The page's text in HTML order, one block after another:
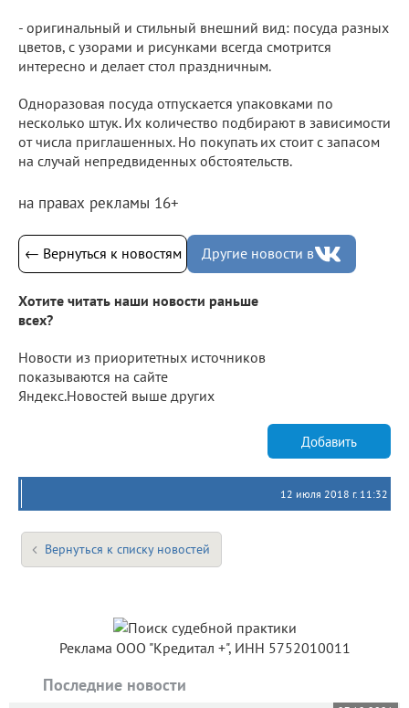
- оригинальный и стильный внешний вид: посуда разных
цветов, с узорами и рисунками всегда смотрится
интересно и делает стол праздничным.
Одноразовая посуда отпускается упаковками по
несколько штук. Их количество подбирают в зависимости
от числа приглашенных. Но покупать их стоит с запасом
на случай непредвиденных обстоятельств.
на правах рекламы 16+
← Вернуться к новостям Другие новости в
Хотите читать наши новости раньше
всех?
Новости из приоритетных источников
показываются на сайте
Яндекс.Новостей выше других
Добавить
12 июля 2018 г. 11:32
Вернуться к списку новостей
Реклама ООО "Кредитал +", ИНН 5752010011
Последние новости